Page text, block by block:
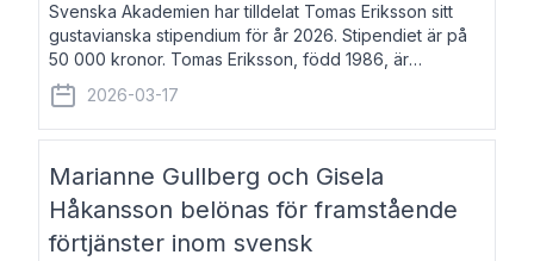
Svenska Akademien har tilldelat Tomas Eriksson sitt
gustavianska stipendium för år 2026. Stipendiet är på
50 000 kronor. Tomas Eriksson, född 1986, är
projektledare inom marknadsföring och författare och
utkom i fjol med boken Syndabocken.
2026-03-17
Marianne Gullberg och Gisela
Håkansson belönas för framstående
förtjänster inom svensk